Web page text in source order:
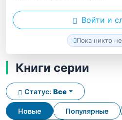
Войти и
Пока никто
Книги серии
Новые Популярные
Статус: Все